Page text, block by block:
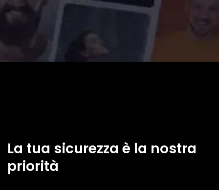
La tua sicurezza è la nostra
priorità